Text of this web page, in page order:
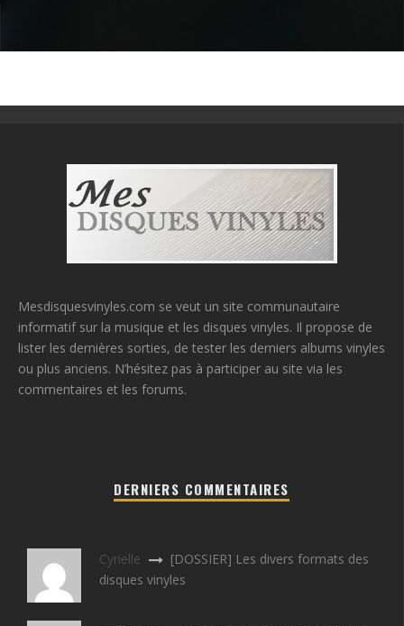
Mesdisquesvinyles.com se veut un site communautaire
informatif sur la musique et les disques vinyles. Il propose de
lister les dernières sorties, de tester les derniers albums vinyles
ou plus anciens. N’hésitez pas à participer au site via les
commentaires et les forums.
DERNIERS COMMENTAIRES
Cyrielle
[DOSSIER] Les divers formats des
disques vinyles